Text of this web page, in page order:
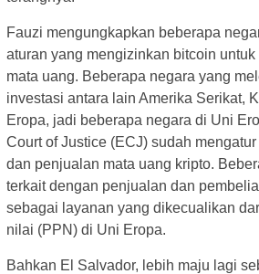
Fauzi mengungkapkan beberapa
aturan yang mengizinkan bitcoin
mata uang. Beberapa negara yang
investasi antara lain Amerika Serikat,
Eropa, jadi beberapa negara di Uni
Court of Justice (ECJ) sudah
dan penjualan mata uang kripto.
terkait dengan penjualan dan
sebagai layanan yang dikecualikan
nilai (PPN) di Uni Eropa.
Bahkan El Salvador, lebih maju lagi